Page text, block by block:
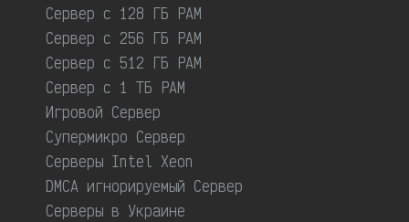
Сервер с 128 ГБ РАМ
Сервер с 256 ГБ РАМ
Сервер с 512 ГБ РАМ
Сервер с 1 ТБ РАМ
Игровой Сервер
Супермикро Сервер
Серверы Intel Xeon
DMCA игнорируемый Сервер
Серверы в Украине